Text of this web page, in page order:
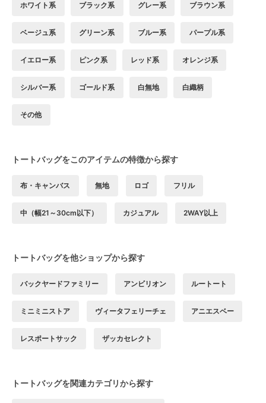
ホワイト系 ブラック系 グレー系 ブラウン系
ベージュ系 グリーン系 ブルー系 パープル系
イエロー系 ピンク系 レッド系 オレンジ系
シルバー系 ゴールド系 白無地 白織柄
その他
トートバッグをこのアイテムの特徴から探す
布・キャンバス 無地 ロゴ フリル
中（幅21～30cm以下） カジュアル 2WAY以上
トートバッグを他ショップから探す
バックヤードファミリー アンビリオン ルートート
ミニミニストア ヴィータフェリーチェ アニエスベー
レスポートサック ザッカセレクト
トートバッグを関連カテゴリから探す